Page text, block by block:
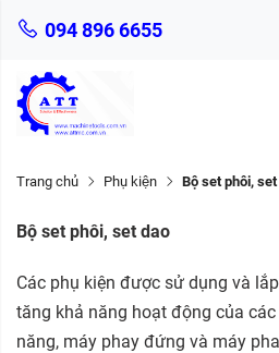
094 896 6655
Trang chủ Phụ kiện Bộ set phôi,
Bộ set phôi, set dao
Các phụ kiện được sử dụng và
tăng khả năng hoạt động của
năng, máy phay đứng và máy